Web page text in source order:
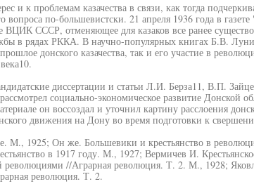
и к проблемам казачества в связи, как тогда
вопроса по-большевистски. 21 апреля 1936 года в
ВЦИК СССР, отменяющее для казаков все ранее
в рядах РККА. В научно-популярных книгах Б.В.
донского казачества, так и его участие в
диссертации и статьи Л.И. Берза11, В.П.
социально-экономическое развитие Донской
он воссоздал и уточнил картину расслоения
движения на Дону во время подготовки к
М., 1925; Он же. Большевики и крестьянство в
в 1917 году. М., 1927; Вермичев И.
революциями //Аграрная революция. Т. 2. М., 1928;
революция. Т. 2.